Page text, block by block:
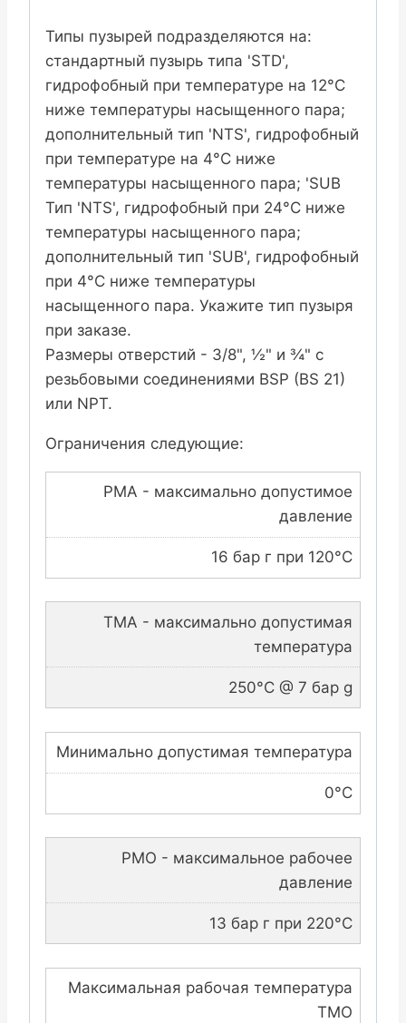
Типы пузырей подразделяются на:
стандартный пузырь типа 'STD',
гидрофобный при температуре на 12°C
ниже температуры насыщенного пара;
дополнительный тип 'NTS', гидрофобный
при температуре на 4°C ниже
температуры насыщенного пара; 'SUB
Тип 'NTS', гидрофобный при 24°C ниже
температуры насыщенного пара;
дополнительный тип 'SUB', гидрофобный
при 4°C ниже температуры
насыщенного пара. Укажите тип пузыря
при заказе.
Размеры отверстий - 3/8", ½" и ¾" с
резьбовыми соединениями BSP (BS 21)
или NPT.
Ограничения следующие:
PMA - максимально допустимое
давление
16 бар г при 120°C
TMA - максимально допустимая
температура
250°C @ 7 бар g
Минимально допустимая температура
0°C
PMO - максимальное рабочее
давление
13 бар г при 220°C
Максимальная рабочая температура
TMO